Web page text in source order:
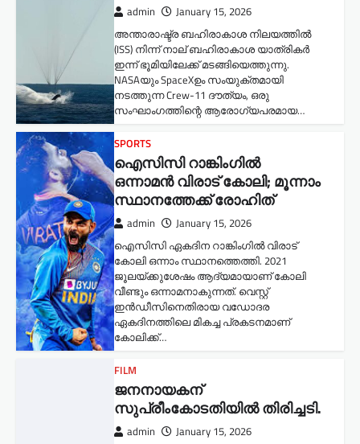
admin January 15, 2026
അന്താരാഷ്ട്ര ബഹിരാകാശ നിലയത്തിൽ
(ISS) നിന്ന് നാല് ബഹിരാകാശ യാത്രികർ
ഇന്ന് ഭൂമിയിലേക്ക് മടങ്ങിയെത്തുന്നു.
NASAയും SpaceXഉം സംയുക്തമായി
നടത്തുന്ന Crew-11 ദൗത്യം, ഒരു
സംഘാംഗത്തിന്റെ ആരോഗ്യപരമായ…
SPORTS
ഐസിസി റാങ്കിംഗിൽ
ഒന്നാമൻ വിരാട് കോലി; മൂന്നാം
സ്ഥാനത്തേക്ക് രോഹിത്
admin January 15, 2026
ഐസിസി ഏകദിന റാങ്കിംഗിൽ വിരാട്
കോലി ഒന്നാം സ്ഥാനത്തെത്തി. 2021
ജൂലയ്ക്കുശേഷം ആദ്യമായാണ് കോലി
വീണ്ടും ഒന്നാമനാകുന്നത്. വെസ്റ്റ്
ഇൻഡീസിനെതിരായ വഡോദര
ഏകദിനത്തിലെ മികച്ച പ്രകടനമാണ്
കോലിക്ക്…
FILM
ജനനായകന്
സുപ്രീംകോടതിയില്‍ തിരിച്ചടി.
admin January 15, 2026